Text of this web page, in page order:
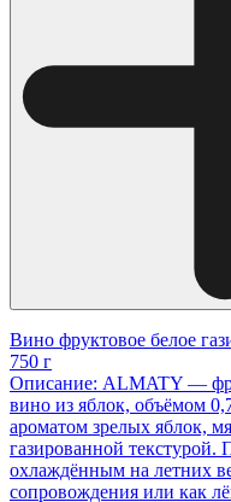
Вино фруктовое белое
750 г
Описание: ALMATY —
вино из яблок, объёмом
ароматом зрелых яблок,
газированной текстурой.
охлаждённым на летних
сопровождения или как